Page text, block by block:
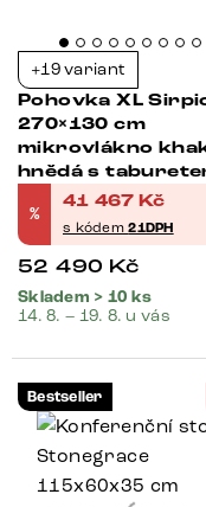
+19 variant
Pohovka XL
270×130 cm
mikrovlákno
hnědá s
%
41 467 Kč
s kódem21DPH
52 490 Kč
Skladem > 10 ks
14. 8. – 19. 8. u vás
Bestseller